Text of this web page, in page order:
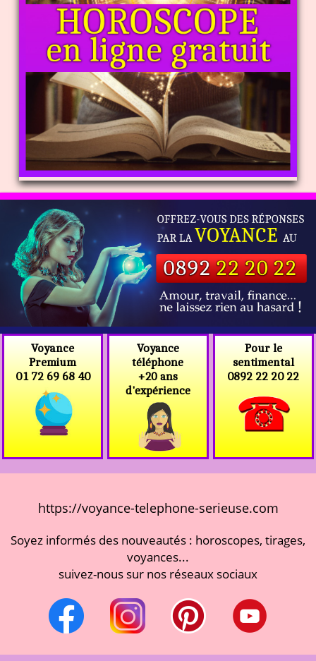
Voyance
Premium
01 72 69 68 40
Voyance
téléphone
+20 ans
d'expérience
Pour le
sentimental
0892 22 20 22
https://voyance-telephone-serieuse.com
Soyez informés des nouveautés : horoscopes, tirages,
voyances...
suivez-nous sur nos réseaux sociaux